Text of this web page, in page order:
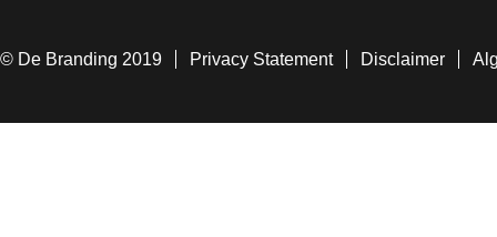
© De Branding 2019 Privacy Statement Disclaimer